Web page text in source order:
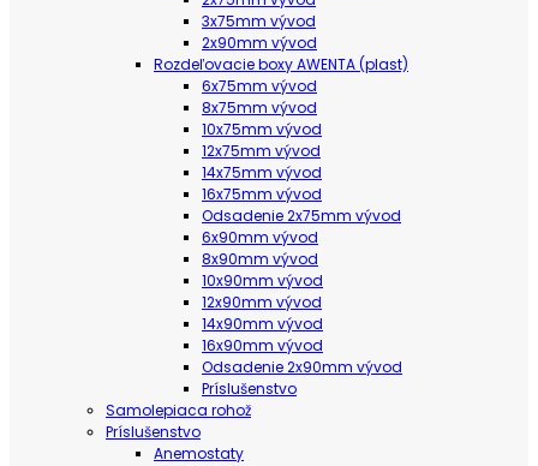
3x75mm vývod
2x90mm vývod
Rozdeľovacie boxy AWENTA (plast)
6x75mm vývod
8x75mm vývod
10x75mm vývod
12x75mm vývod
14x75mm vývod
16x75mm vývod
Odsadenie 2x75mm vývod
6x90mm vývod
8x90mm vývod
10x90mm vývod
12x90mm vývod
14x90mm vývod
16x90mm vývod
Odsadenie 2x90mm vývod
Príslušenstvo
Samolepiaca rohož
Príslušenstvo
Anemostaty